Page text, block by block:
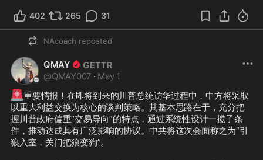
402 265 31
NAcoach reposted
QMAY
@QMAY007 · May 1
🚨重要情报！在即将到来的川普总统访华过程中，中方将采取
以重大利益交换为核心的谈判策略。其基本思路在于，充分把
握川普政府偏重“交易导向”的特点，通过系统性设计一揽子条
件，推动达成具有广泛影响的协议。中共将这次会面称之为“引
狼入室，关门把狼变狗”。